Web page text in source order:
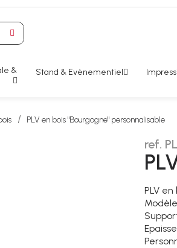
& Stand & Evènementiel
PLV en bois "Bourgogne" personnalisable
ref.
PLV